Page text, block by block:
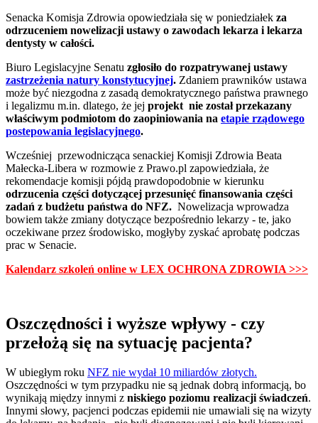
Senacka Komisja Zdrowia opowiedziała się w poniedziałek za
odrzuceniem nowelizacji ustawy o zawodach lekarza i lekarza
dentysty w całości.
Biuro Legislacyjne Senatu zgłosiło do rozpatrywanej ustawy
zastrzeżenia natury konstytucyjnej. Zdaniem prawników ustawa
może być niezgodna z zasadą demokratycznego państwa prawnego
i legalizmu m.in. dlatego, że jej projekt nie został przekazany
właściwym podmiotom do zaopiniowania na etapie rządowego
postepowania legislacyjnego.
Wcześniej przewodnicząca senackiej Komisji Zdrowia Beata
Małecka-Libera w rozmowie z Prawo.pl zapowiedziała, że
rekomendacje komisji pójdą prawdopodobnie w kierunku
odrzucenia części dotyczącej przesunięć finansowania części
zadań z budżetu państwa do NFZ. Nowelizacja wprowadza
bowiem także zmiany dotyczące bezpośrednio lekarzy - te, jako
oczekiwane przez środowisko, mogłyby zyskać aprobatę podczas
prac w Senacie.
Kalendarz szkoleń online w LEX OCHRONA ZDROWIA >>>
Oszczędności i wyższe wpływy - czy
przełożą się na sytuację pacjenta?
W ubiegłym roku NFZ nie wydał 10 miliardów złotych.
Oszczędności w tym przypadku nie są jednak dobrą informacją, bo
wynikają między innymi z niskiego poziomu realizacji świadczeń.
Innymi słowy, pacjenci podczas epidemii nie umawiali się na wizyty